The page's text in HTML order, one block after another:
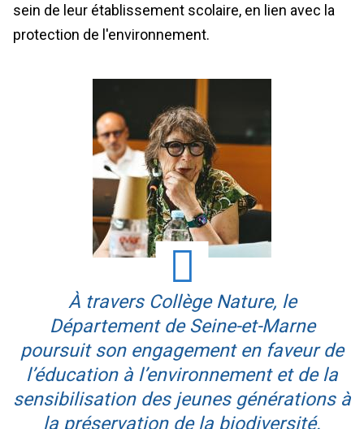
sein de leur établissement scolaire, en lien avec la
protection de l'environnement.
À travers Collège Nature, le
Département de Seine-et-Marne
poursuit son engagement en faveur de
l’éducation à l’environnement et de la
sensibilisation des jeunes générations à
la préservation de la biodiversité.